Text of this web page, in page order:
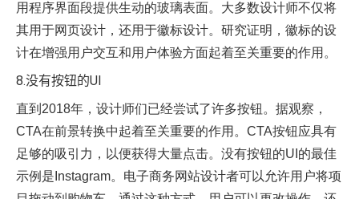
用程序界面段提供生动的玻璃表面。大多数设计师不仅将
其用于网页设计，还用于徽标设计。研究证明，徽标的设
计在增强用户交互和用户体验方面起着至关重要的作用。
8.没有按钮的UI
直到2018年，设计师们已经尝试了许多按钮。据观察，
CTA在前景转换中起着至关重要的作用。CTA按钮应具有
足够的吸引力，以便获得大量点击。没有按钮的UI的最佳
示例是Instagram。电子商务网站设计者可以允许用户将项